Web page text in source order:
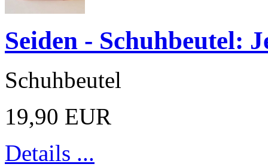
Seiden - Schuhbeutel:
Schuhbeutel
19,90 EUR
Details ...